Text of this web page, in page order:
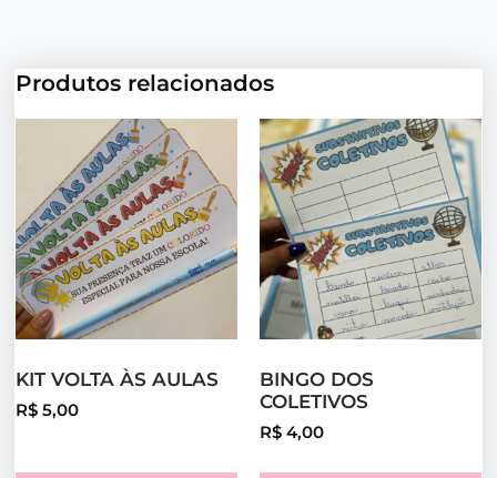
Produtos relacionados
KIT VOLTA ÀS AULAS
R$ 5,00
BINGO DOS
COLETIVOS
R$ 4,00